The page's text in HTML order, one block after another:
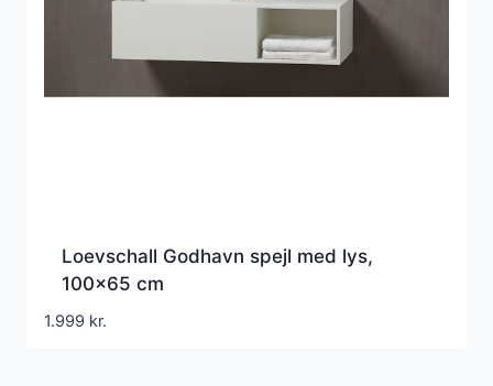
Loevschall Godhavn spejl med lys,
100×65 cm
1.999 kr.